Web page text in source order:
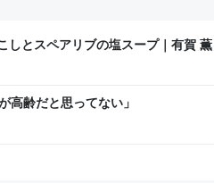
しとスペアリブの塩スープ｜有賀 薫
高齢だと思ってない」